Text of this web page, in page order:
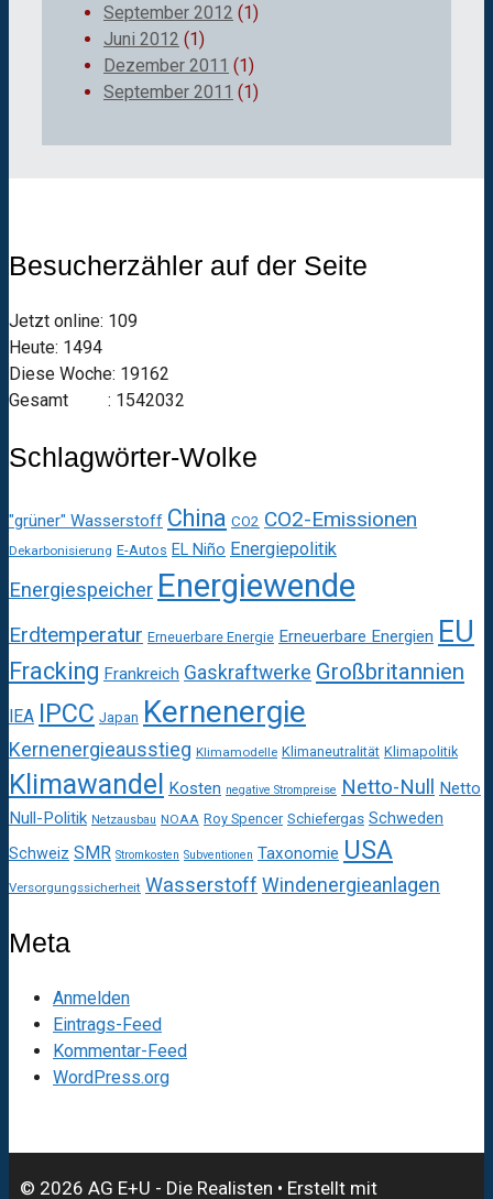
September 2012 (1)
Juni 2012 (1)
Dezember 2011 (1)
September 2011 (1)
Besucherzähler auf der Seite
Jetzt online: 109
Heute: 1494
Diese Woche: 19162
Gesamt : 1542032
Schlagwörter-Wolke
"grüner" Wasserstoff China CO2 CO2-Emissionen
Dekarbonisierung E-Autos EL Niño Energiepolitik
Energiespeicher Energiewende
Erdtemperatur Erneuerbare Energie Erneuerbare Energien EU
Fracking Frankreich Gaskraftwerke Großbritannien
IEA IPCC Japan Kernenergie
Kernenergieausstieg Klimamodelle Klimaneutralität Klimapolitik
Klimawandel Kosten negative Strompreise Netto-Null
Netto
Null-Politik Netzausbau NOAA Roy Spencer Schiefergas Schweden
Schweiz SMR Stromkosten Subventionen Taxonomie USA
Versorgungssicherheit Wasserstoff Windenergieanlagen
Meta
Anmelden
Eintrags-Feed
Kommentar-Feed
WordPress.org
© 2026 AG E+U - Die Realisten • Erstellt mit